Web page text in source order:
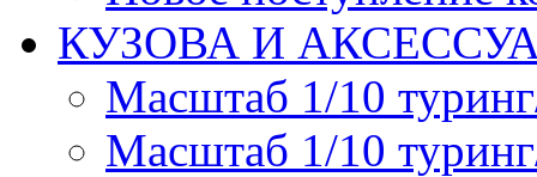
КУЗОВА И
Масштаб 1/10
Масштаб 1/10